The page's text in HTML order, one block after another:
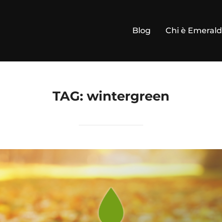
Blog Chi è
TAG: wintergreen